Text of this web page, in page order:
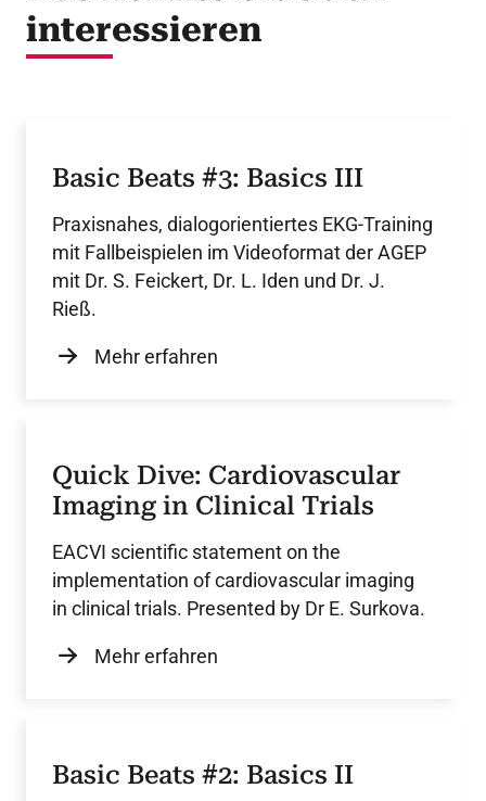
interessieren
Basic Beats #3: Basics III
Praxisnahes, dialogorientiertes EKG-Training
mit Fallbeispielen im Videoformat der AGEP
mit Dr. S. Feickert, Dr. L. Iden und Dr. J.
Rieß.
Mehr erfahren
Quick Dive: Cardiovascular
Imaging in Clinical Trials
EACVI scientific statement on the
implementation of cardiovascular imaging
in clinical trials. Presented by Dr E. Surkova.
Mehr erfahren
Basic Beats #2: Basics II